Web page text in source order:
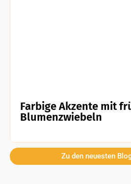
Farbige Akzente mit
Blumenzwiebeln
Zu den neuesten